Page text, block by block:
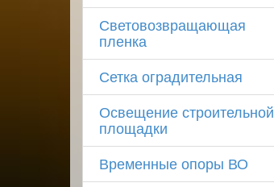
Световозвращающая
пленка
Сетка оградительная
Освещение строительной
площадки
Временные опоры ВО